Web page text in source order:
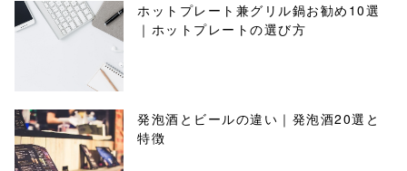
ホットプレート兼グリル鍋お勧め10選
｜ホットプレートの選び方
発泡酒とビールの違い｜発泡酒20選と
特徴